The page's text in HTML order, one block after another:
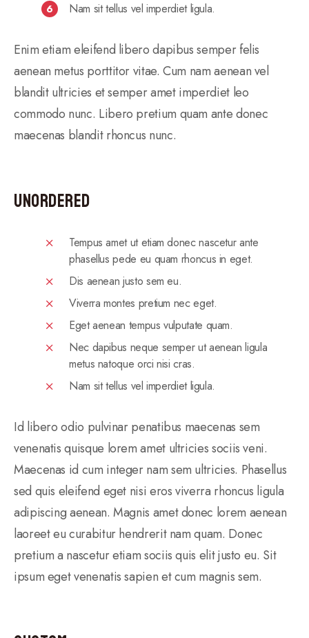
Nam sit tellus vel imperdiet ligula.
Enim etiam eleifend libero dapibus semper felis
aenean metus porttitor vitae. Cum nam aenean vel
blandit ultricies et semper amet imperdiet leo
commodo nunc. Libero pretium quam ante donec
maecenas blandit rhoncus nunc.
Unordered
Tempus amet ut etiam donec nascetur ante
phasellus pede eu quam rhoncus in eget.
Dis aenean justo sem eu.
Viverra montes pretium nec eget.
Eget aenean tempus vulputate quam.
Nec dapibus neque semper ut aenean ligula
metus natoque orci nisi cras.
Nam sit tellus vel imperdiet ligula.
Id libero odio pulvinar penatibus maecenas sem
venenatis quisque lorem amet ultricies sociis veni.
Maecenas id cum integer nam sem ultricies. Phasellus
sed quis eleifend eget nisi eros viverra rhoncus ligula
adipiscing aenean. Magnis amet donec lorem aenean
laoreet eu curabitur hendrerit nam quam. Donec
pretium a nascetur etiam sociis quis elit justo eu. Sit
ipsum eget venenatis sapien et cum magnis sem.